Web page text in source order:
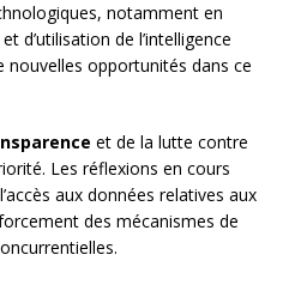
notamment en
d’utilisation de l’intelligence
opportunités dans ce
et de la lutte contre
Les réflexions en cours
aux données relatives aux
des mécanismes de